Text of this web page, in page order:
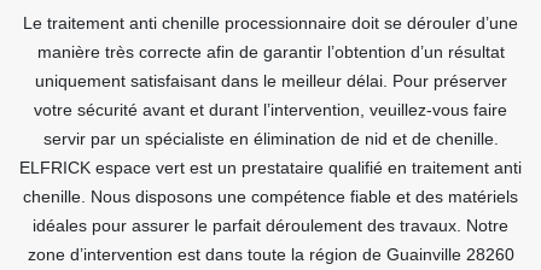
Le traitement anti chenille processionnaire doit se dérouler d’une
manière très correcte afin de garantir l’obtention d’un résultat
uniquement satisfaisant dans le meilleur délai. Pour préserver
votre sécurité avant et durant l’intervention, veuillez-vous faire
servir par un spécialiste en élimination de nid et de chenille.
ELFRICK espace vert est un prestataire qualifié en traitement anti
chenille. Nous disposons une compétence fiable et des matériels
idéales pour assurer le parfait déroulement des travaux. Notre
zone d’intervention est dans toute la région de Guainville 28260